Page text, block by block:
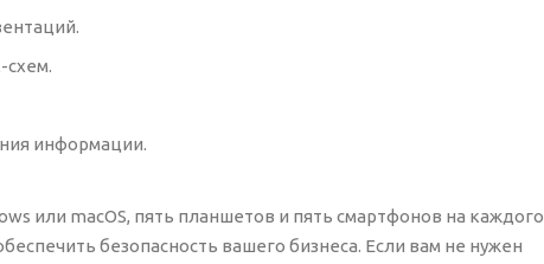
схем.
информации.
или macOS, пять планшетов и пять смартфонов на каждого
безопасность вашего бизнеса. Если вам не нужен